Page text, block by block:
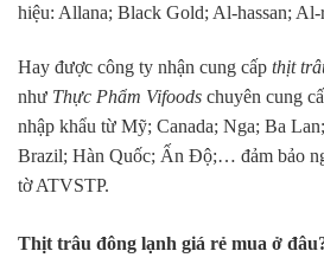
hiệu: Allana; Black Gold; Al-hassan;
Hay được công ty nhận cung cấp thịt
như Thực Phẩm Vifoods chuyên cung
nhập khẩu từ Mỹ; Canada; Nga; Ba
Brazil; Hàn Quốc; Ấn Độ;… đảm bảo
tờ ATVSTP.
Thịt trâu đông lạnh giá rẻ mua ở